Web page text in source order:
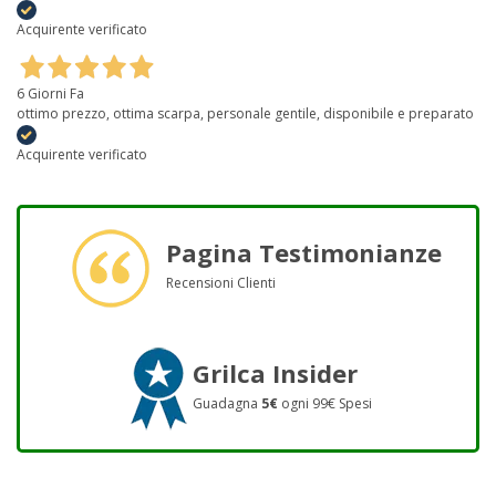
Acquirente verificato
6 Giorni Fa
ottimo prezzo, ottima scarpa, personale gentile, disponibile e preparato
Acquirente verificato
Pagina Testimonianze
Recensioni Clienti
Grilca Insider
Guadagna 5€ ogni 99€ Spesi